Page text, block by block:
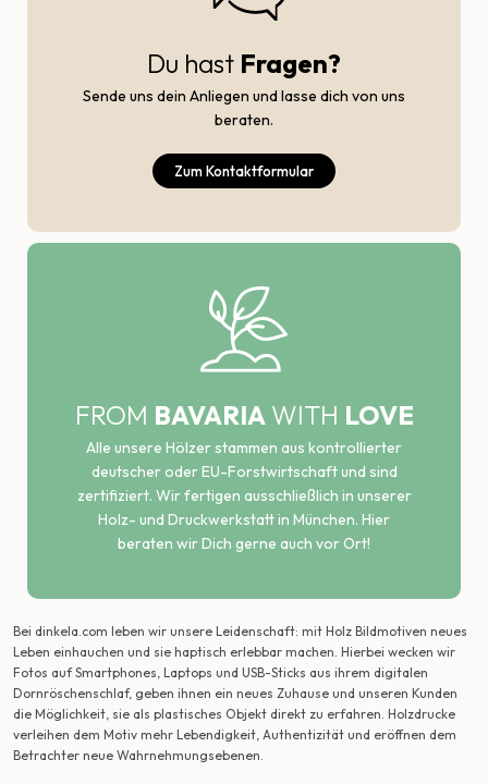
Du hast Fragen?
Sende uns dein Anliegen und lasse dich von uns
beraten.
Zum Kontaktformular
FROM BAVARIA WITH LOVE
Alle unsere Hölzer stammen aus kontrollierter
deutscher oder EU-Forstwirtschaft und sind
zertifiziert. Wir fertigen ausschließlich in unserer
Holz- und Druckwerkstatt in München. Hier
beraten wir Dich gerne auch vor Ort!
Bei dinkela.com leben wir unsere Leidenschaft: mit Holz Bildmotiven neues
Leben einhauchen und sie haptisch erlebbar machen. Hierbei wecken wir
Fotos auf Smartphones, Laptops und USB-Sticks aus ihrem digitalen
Dornröschenschlaf, geben ihnen ein neues Zuhause und unseren Kunden
die Möglichkeit, sie als plastisches Objekt direkt zu erfahren. Holzdrucke
verleihen dem Motiv mehr Lebendigkeit, Authentizität und eröffnen dem
Betrachter neue Wahrnehmungsebenen.